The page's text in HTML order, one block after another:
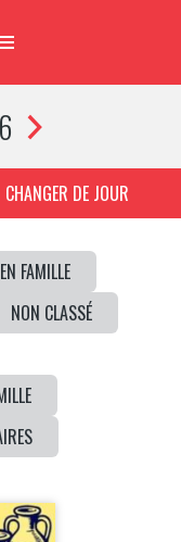
CHANGER DE JOUR
FAMILLE
NON CLASSÉ